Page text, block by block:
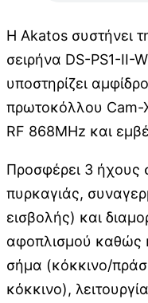
Η Akatos συστήνει
σειρήνα DS-PS1-II-
υποστηρίζει
πρωτοκόλλου Cam-
RF 868MHz και
Προσφέρει 3 ήχους
πυρκαγιάς,
εισβολής) και
αφοπλισμού καθώς
σήμα (κόκκινο/
κόκκινο),